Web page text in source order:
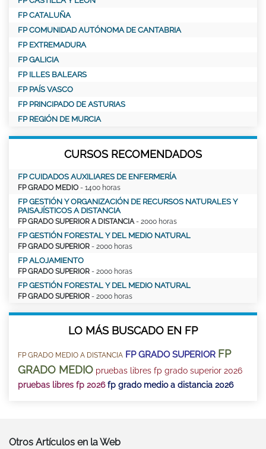
FP CATALUÑA
FP COMUNIDAD AUTÓNOMA DE CANTABRIA
FP EXTREMADURA
FP GALICIA
FP ILLES BALEARS
FP PAÍS VASCO
FP PRINCIPADO DE ASTURIAS
FP REGIÓN DE MURCIA
CURSOS RECOMENDADOS
FP CUIDADOS AUXILIARES DE ENFERMERÍA
FP GRADO MEDIO - 1400 horas
FP GESTIÓN Y ORGANIZACIÓN DE RECURSOS NATURALES Y
PAISAJÍSTICOS A DISTANCIA
FP GRADO SUPERIOR A DISTANCIA- 2000 horas
FP GESTIÓN FORESTAL Y DEL MEDIO NATURAL
FP GRADO SUPERIOR - 2000 horas
FP ALOJAMIENTO
FP GRADO SUPERIOR - 2000 horas
FP GESTIÓN FORESTAL Y DEL MEDIO NATURAL
FP GRADO SUPERIOR - 2000 horas
LO MÁS BUSCADO EN FP
FP GRADO MEDIO A DISTANCIA FP GRADO SUPERIOR FP
GRADO MEDIO pruebas libres fp grado superior 2026
pruebas libres fp 2026 fp grado medio a distancia 2026
Otros Artículos en la Web